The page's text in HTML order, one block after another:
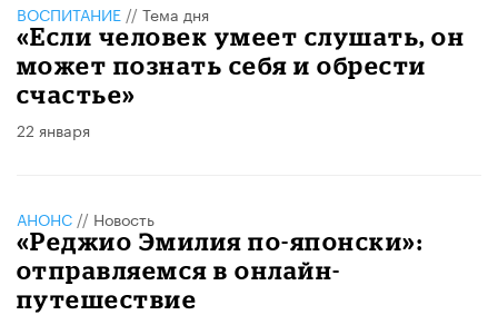
ВОСПИТАНИЕ // Тема дня
«Если человек умеет слушать, он
может познать себя и обрести
счастье»
22 января
АНОНС // Новость
«Реджио Эмилия по-японски»:
отправляемся в онлайн-
путешествие